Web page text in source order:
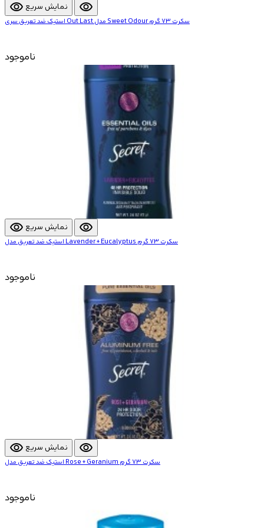
visibility نمایش سریع visibility
استیک ضد تعریق سری Out Last مدل Sweet Odour سکرت 73 گرم
ناموجود
visibility نمایش سریع visibility
استیک ضد تعریق مدل Lavender + Eucalyptus سکرت 73 گرم
ناموجود
visibility نمایش سریع visibility
استیک ضد تعریق مدل Rose + Geranium سکرت 73 گرم
ناموجود